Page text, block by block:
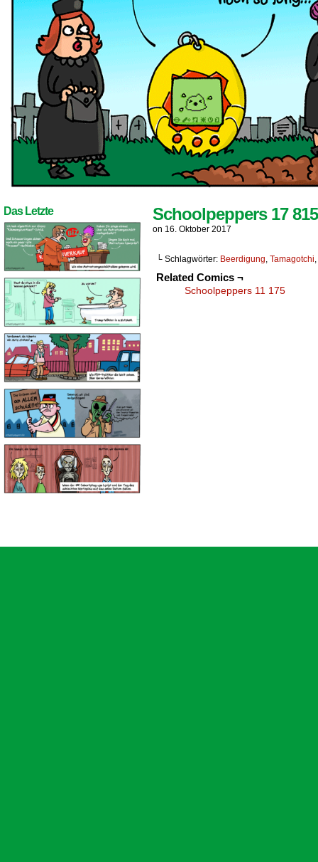
Das Letzte Schoolpeppers 17 815
on 16. Oktober 2017
└ Schlagwörter: Beerdigung, Tamagotchi,
Related Comics ¬
Schoolpeppers 11 175